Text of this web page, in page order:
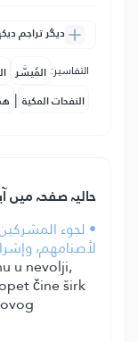
دیگر تراجم
التفاسير: المُيسَّر
النفحات المكية |
حالیہ صفحہ میں
• لجوء
لأصنامهم،
u nevolji,
čine širk